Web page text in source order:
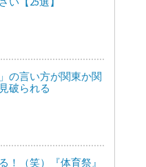
の言い方が関東か関
破られる
！（笑）『体育祭』